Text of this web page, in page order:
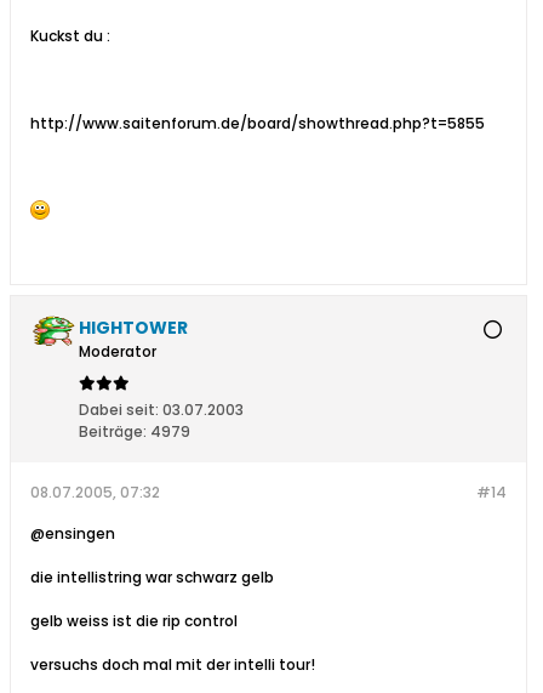
Kuckst du :
http://www.saitenforum.de/board/showthread.php?t=5855
HIGHTOWER
Moderator
Dabei seit: 03.07.2003
Beiträge: 4979
#14
08.07.2005, 07:32
@ensingen
die intellistring war schwarz gelb
gelb weiss ist die rip control
versuchs doch mal mit der intelli tour!